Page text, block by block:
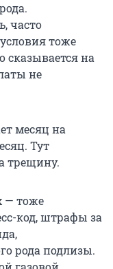
часто
тоже
сказывается на
не
месяц на
Тут
трещину.
— тоже
код, штрафы за
рода подлизы.